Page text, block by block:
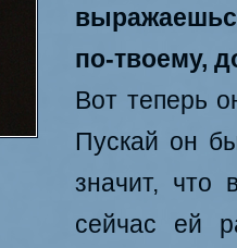
по-твоему,
Вот теперь
Пускай он
значит, что
сейчас ей